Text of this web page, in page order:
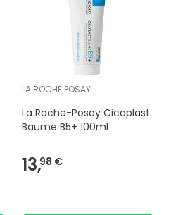
LA ROCHE POSAY
La Roche-Posay Cicaplast
Baume B5+ 100ml
13,98 €